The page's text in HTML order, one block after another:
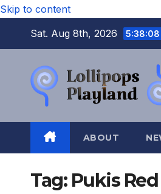
Skip to content
Sat. Aug 8th, 2026
5:38:09
ABOUT
Tag: Pukis